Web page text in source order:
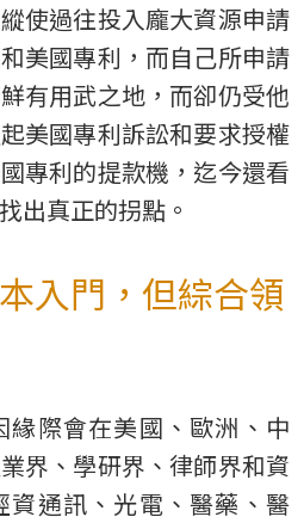
使過往投入龐大資源申請
美國專利，而自己所申請
有用武之地，而卻仍受他
美國專利訴訟和要求授權
專利的提款機，迄今還看
出真正的拐點。
入門，但綜合領
緣際會在美國、歐洲、中
界、學研界、律師界和資
資通訊、光電、醫藥、醫